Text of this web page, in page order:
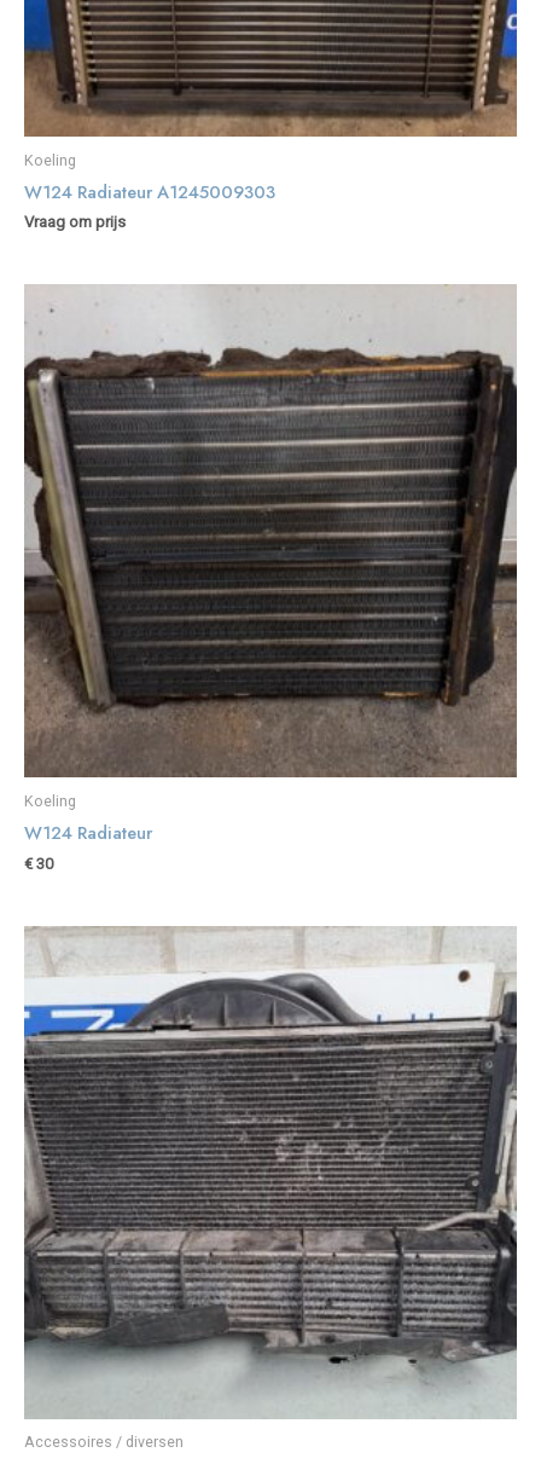
Koeling
W124 Radiateur A1245009303
Vraag om prijs
Koeling
W124 Radiateur
€30
Accessoires / diversen